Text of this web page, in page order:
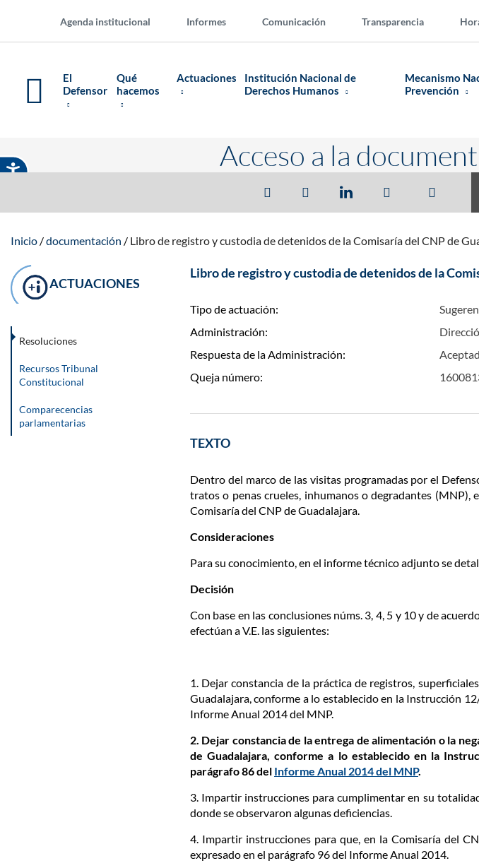
Agenda institucional Informes Comunicación Transparencia
El
Defensor
Qué
hacemos
Actuaciones
Institución Nacional de
Derechos Humanos
Mecanismo
Prevención
Acceso a la
Inicio documentación Libro de registro y custodia de detenidos de la Comisaría del CNP de
Libro de registro y custodia de detenidos de la
Tipo de actuación:
Administración:
Respuesta de la Administración:
Queja número:
TEXTO
Dentro del marco de las visitas programadas por el
tratos o penas crueles, inhumanos o degradantes
Comisaría del CNP de Guadalajara.
Consideraciones
Para su conocimiento, en el informe técnico adjunto se
Decisión
Con base en las conclusiones núms. 3, 4, 5 y 10 y de
efectúan a V.E. las siguientes:
1. Dejar constancia de la práctica de registros,
Guadalajara, conforme a lo establecido en la Instrucción
Informe Anual 2014 del MNP.
2. Dejar constancia de la entrega de alimentación o la
de Guadalajara, conforme a lo establecido en la
parágrafo 86 del Informe Anual 2014 del MNP.
3. Impartir instrucciones para cumplimentar en su
donde se observaron algunas deficiencias.
4. Impartir instrucciones para que, en la Comisaría del
expresado en el parágrafo 96 del Informe Anual 2014.
ACTUACIONES
Resoluciones
Recursos Tribunal
Constitucional
Comparecencias
parlamentarias